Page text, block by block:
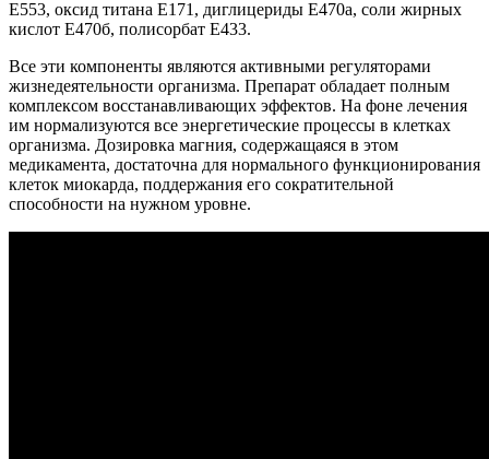
Е553, оксид титана Е171, диглицериды Е470а, соли жирных
кислот Е470б, полисорбат Е433.
Все эти компоненты являются активными регуляторами
жизнедеятельности организма. Препарат обладает полным
комплексом восстанавливающих эффектов. На фоне лечения
им нормализуются все энергетические процессы в клетках
организма. Дозировка магния, содержащаяся в этом
медикамента, достаточна для нормального функционирования
клеток миокарда, поддержания его сократительной
способности на нужном уровне.